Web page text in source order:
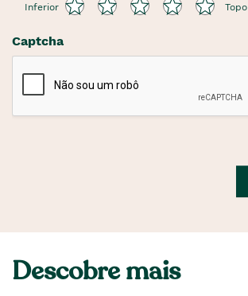
Inferior Topo
Captcha
Descobre mais